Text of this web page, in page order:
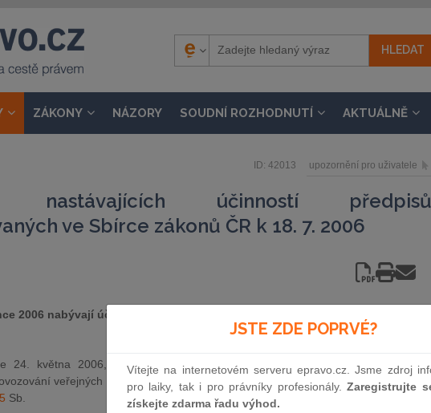
ZÁKONY NÁZORY SOUDNÍ ROZHODNUTÍ AKTUÁLNĚ
ID: 42013 upozornění pro uživatele
nastávajících účinností předpisů
ve Sbírce zákonů ČR k 18. 7. 2006
2006 nabývají účinnosti:
24. května 2006, kterým se mění zákon č.
Sb., o knihovnách a
veřejných knihovnických a informačních služeb (knihovní zákon), ve znění
Sb.
JSTE ZDE POPRVÉ?
Vítejte na internetovém serveru epravo.cz. Jsme zdroj
pro laiky, tak i pro právníky profesionály.Zaregistrujte
získejte zdarma řadu výhod.